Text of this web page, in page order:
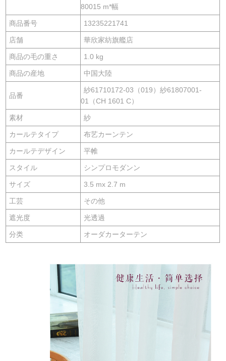
80015 m*幅
商品番号 13235221741
店舗 華欣家紡旗艦店
商品の毛の重さ 1.0 kg
商品の産地 中国大陸
品番
紗61710172-03（019）紗61807001-
01（CH 1601 C）
素材 紗
カールテタイプ 布艺カーンテン
カールテデザイン 平帷
スタイル シンプロモダンン
サイズ 3.5 mx 2.7 m
工芸 その他
遮光度 光透過
分类 オーダカーターテン